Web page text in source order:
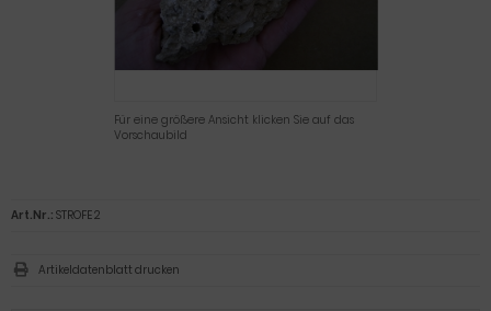
Für eine größere Ansicht klicken Sie auf das
Vorschaubild
Art.Nr.: STROFE 2
Artikeldatenblatt drucken